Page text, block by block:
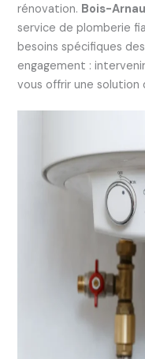
rénovation. Bois-
service de plomberie
besoins spécifiques
engagement :
vous offrir une solution